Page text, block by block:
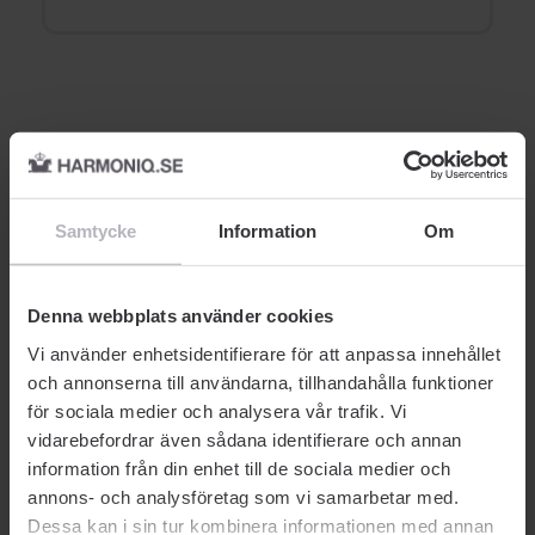
Samtycke Information Om
Denna webbplats använder cookies
Vi använder enhetsidentifierare för att anpassa innehållet
och annonserna till användarna, tillhandahålla funktioner
för sociala medier och analysera vår trafik. Vi
vidarebefordrar även sådana identifierare och annan
information från din enhet till de sociala medier och
annons- och analysföretag som vi samarbetar med.
Dessa kan i sin tur kombinera informationen med annan
Relaterade produkter
PARFYM
Armani
Emporio Armani Stronger
With You EdT 30 ml
PARFYM
Armani
Code EdT 150 ml